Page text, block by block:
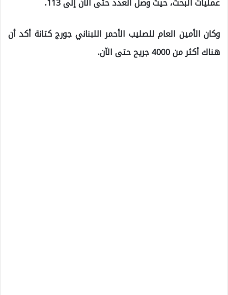
وكان الأمين العام للصليب الأحمر اللبناني جورج كتانة أكد أن
هناك أكثر من 4000 جريح حتى الآن.